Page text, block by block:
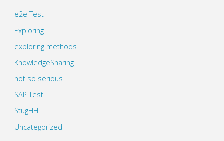
e2e Test
Exploring
exploring methods
KnowledgeSharing
not so serious
SAP Test
StugHH
Uncategorized